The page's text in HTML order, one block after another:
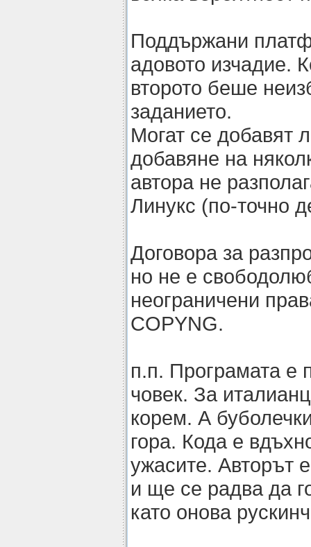
Поддържани
адовото изчадие.
второто беше
заданието.
Могат се добавят
добавяне на
автора не
Линукс (по-точно
Договора за
но не е
неограничени
COPYNG.
п.п. Програмата е
човек. За
корем. А
гора. Кода е
ужасите. Авторът
и ще се радва да
като онова